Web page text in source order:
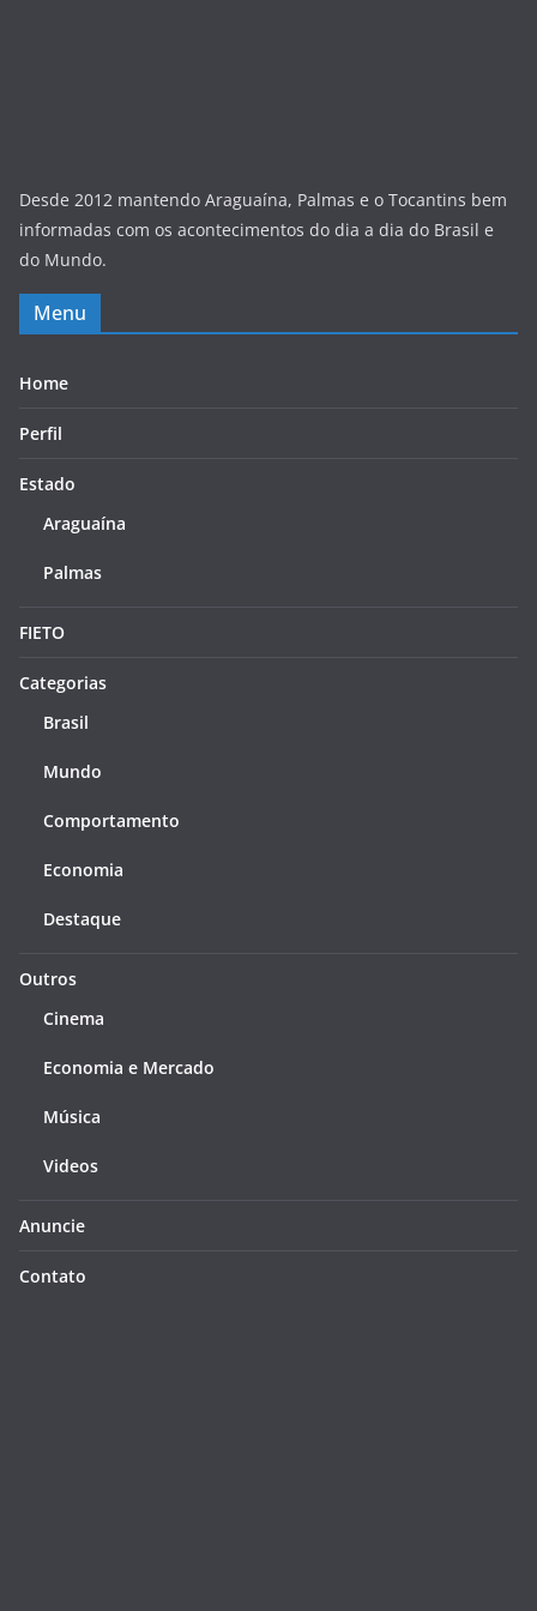
Desde 2012 mantendo Araguaína, Palmas e o Tocantins bem
informadas com os acontecimentos do dia a dia do Brasil e
do Mundo.
Menu
Home
Perfil
Estado
Araguaína
Palmas
FIETO
Categorias
Brasil
Mundo
Comportamento
Economia
Destaque
Outros
Cinema
Economia e Mercado
Música
Videos
Anuncie
Contato